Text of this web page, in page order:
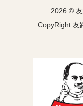
2026 ©
CopyRight 友